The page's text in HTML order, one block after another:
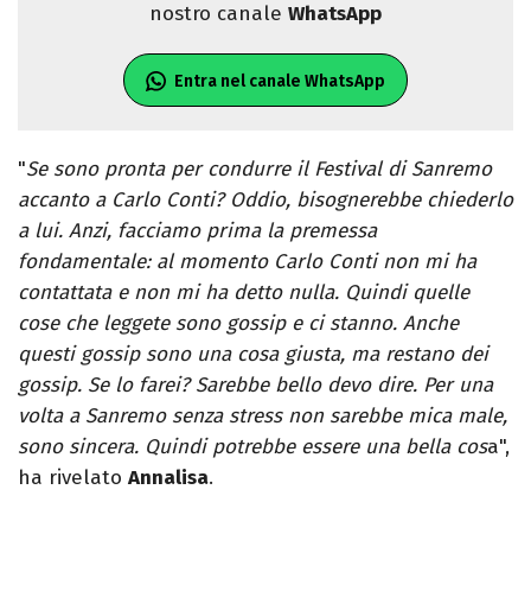
nostro canale WhatsApp
Entra nel canale WhatsApp
"Se sono pronta per condurre il Festival di Sanremo
accanto a Carlo Conti? Oddio, bisognerebbe chiederlo
a lui. Anzi, facciamo prima la premessa
fondamentale: al momento Carlo Conti non mi ha
contattata e non mi ha detto nulla. Quindi quelle
cose che leggete sono gossip e ci stanno. Anche
questi gossip sono una cosa giusta, ma restano dei
gossip. Se lo farei? Sarebbe bello devo dire. Per una
volta a Sanremo senza stress non sarebbe mica male,
sono sincera. Quindi potrebbe essere una bella cosa",
ha rivelato Annalisa.